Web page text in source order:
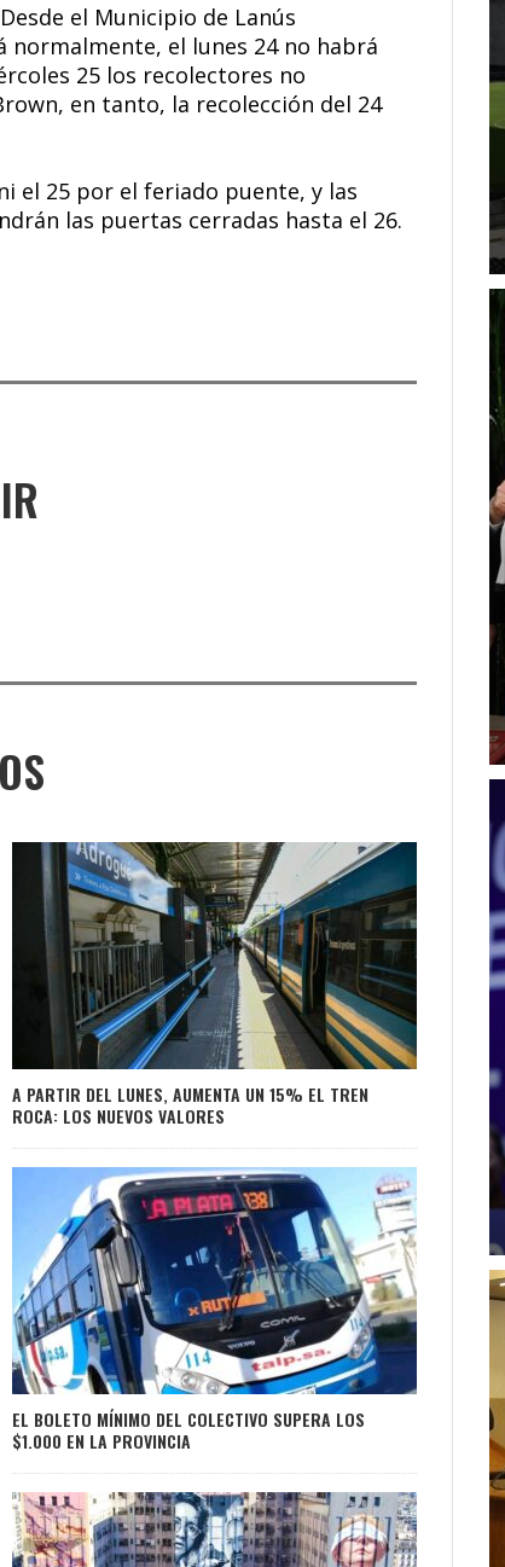
el Municipio de Lanús
el lunes 24 no habrá
25 los recolectores no
en tanto, la recolección del 24
el 25 por el feriado puente, y las
las puertas cerradas hasta el 26.
A PARTIR DEL LUNES, AUMENTA UN 15% EL TREN
ROCA: LOS NUEVOS VALORES
EL BOLETO MÍNIMO DEL COLECTIVO SUPERA LOS
$1.000 EN LA PROVINCIA